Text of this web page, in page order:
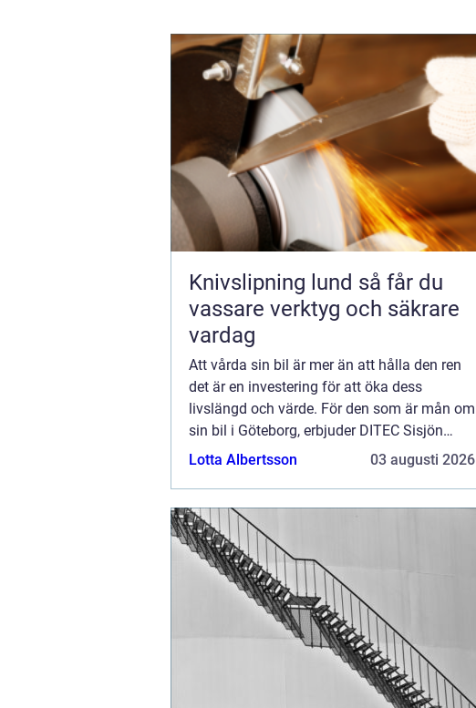
Knivslipning lund så får du
vassare verktyg och säkrare
vardag
Att vårda sin bil är mer än att hålla den ren
det är en investering för att öka dess
livslängd och värde. För den som är mån om
sin bil i Göteborg, erbjuder DITEC Sisjön
marknad...
Lotta Albertsson 03 augusti 2026